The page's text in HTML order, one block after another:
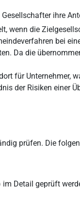
ihre
wenn die
bei
Da die
für Unternehmer,
der Risiken einer
prüfen. Die
Detail geprüft